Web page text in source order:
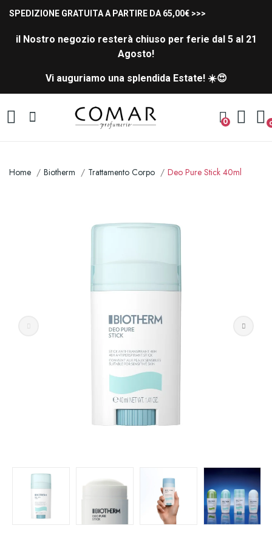
SPEDIZIONE GRATUITA A PARTIRE DA 65,00€ >>>
il Nostro negozio resterà chiuso per ferie dal 5 al 21
Agosto!
Vi auguriamo una splendida Estate! ☀️😍
0
Home Biotherm Trattamento Corpo Deo Pure Stick 40ml